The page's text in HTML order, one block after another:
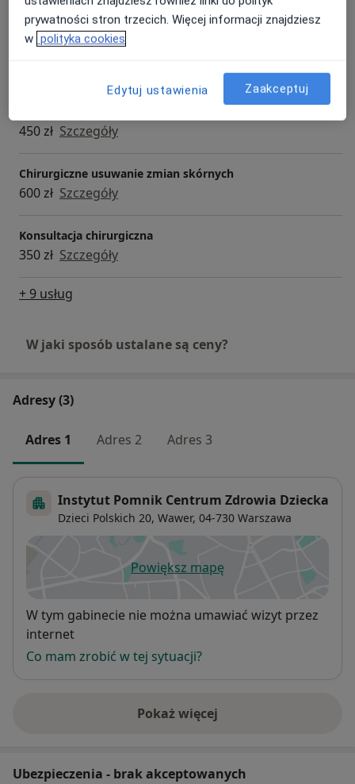
600 zł Szczegóły
Konsultacja kardiochirurgiczna + EKG
450 zł Szczegóły
Chirurgiczne usuwanie zmian skórnych
600 zł Szczegóły
Konsultacja chirurgiczna
350 zł Szczegóły
+ 9 usług
W jaki sposób ustalane są ceny?
Adresy (3)
Adres 1 Adres 2 Adres 3
Instytut Pomnik Centrum Zdrowia Dziecka
Dzieci Polskich 20, Wawer, 04-730 Warszawa
Powiększ mapęotwiera się w nowej karcie
Dostępność
W tym gabinecie nie można umawiać wizyt przez
internet
Co mam zrobić w tej sytuacji?
Pokaż więcej
o adresie
Ubezpieczenia - brak akceptowanych
prywatności stron trzecich. Więcej informacji znajdziesz
w polityka cookies
Edytuj ustawienia Zaakceptuj